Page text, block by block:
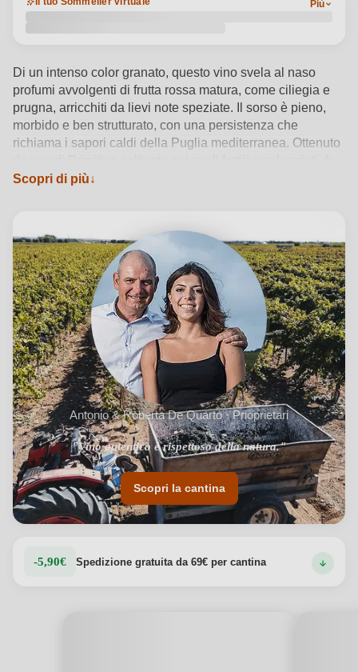
Più
Di un intenso color granato, questo vino svela al naso
profumi avvolgenti di frutta rossa matura, come ciliegia e
prugna, arricchiti da lievi note speziate. Il sorso è pieno,
morbido e ben strutturato, con una persistenza che
richiama i sapori caldi della Puglia mediterranea. Ottenuto
Lizzano, nel cuore del Salento, il 2018 si esprime grazie a
con rigore biologico e sensibilità artigiana, fondendo
identità territoriale e finezza esecutiva. Servito a 16-18°C,
accompagna con naturalezza piatti rustici come
orecchiette alle cime di rapa o stufati leggeri. Un rosso di
carattere, capace di raccontare storie antiche con voce
moderna.Vedi dettagli del prodotto →
Scopri di più
Antonio & Roberta De Quarto · Prioprietari
"Vino autentico e rispettoso della natura."
Scopri la cantina
-5,90€ Spedizione gratuita da 69€ per cantina